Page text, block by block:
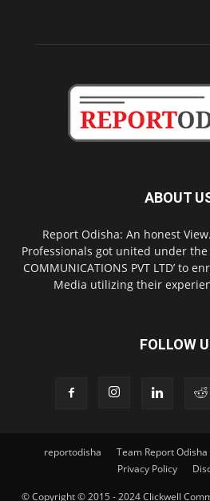
ABOUT
Report Odisha: An honest
Professionals got united under the
COMMUNICATIONS PVT LTD’ to
Media utilizing their
FOLLOW
reportodisha Team Report Odisha
Privacy Policy
© Copyright © 2015 - 2024 Clickwell